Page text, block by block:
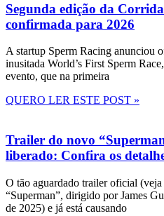
Segunda edição da
confirmada para 2026
A startup Sperm Racing anunciou
inusitada World’s First Sperm
evento, que na primeira
QUERO LER ESTE POST »
Trailer do novo
liberado: Confira os
O tão aguardado trailer oficial
“Superman”, dirigido por James
de 2025) e já está causando